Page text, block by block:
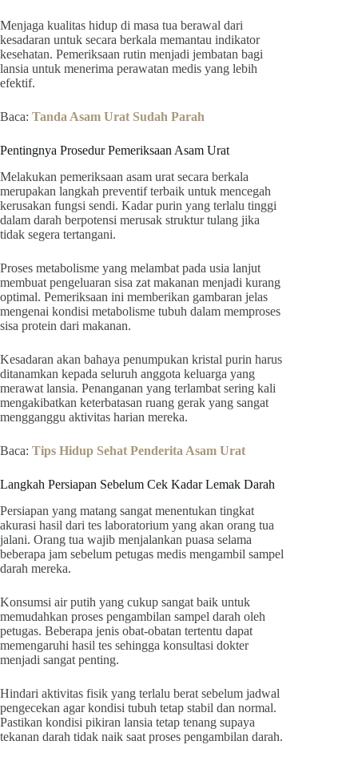
Menjaga kualitas hidup di masa tua berawal dari
kesadaran untuk secara berkala memantau indikator
kesehatan. Pemeriksaan rutin menjadi jembatan bagi
lansia untuk menerima perawatan medis yang lebih
efektif.
Baca: Tanda Asam Urat Sudah Parah
Pentingnya Prosedur Pemeriksaan Asam Urat
Melakukan pemeriksaan asam urat secara berkala
merupakan langkah preventif terbaik untuk mencegah
kerusakan fungsi sendi. Kadar purin yang terlalu tinggi
dalam darah berpotensi merusak struktur tulang jika
tidak segera tertangani.
Proses metabolisme yang melambat pada usia lanjut
membuat pengeluaran sisa zat makanan menjadi kurang
optimal. Pemeriksaan ini memberikan gambaran jelas
mengenai kondisi metabolisme tubuh dalam memproses
sisa protein dari makanan.
Kesadaran akan bahaya penumpukan kristal purin harus
ditanamkan kepada seluruh anggota keluarga yang
merawat lansia. Penanganan yang terlambat sering kali
mengakibatkan keterbatasan ruang gerak yang sangat
mengganggu aktivitas harian mereka.
Baca: Tips Hidup Sehat Penderita Asam Urat
Langkah Persiapan Sebelum Cek Kadar Lemak Darah
Persiapan yang matang sangat menentukan tingkat
akurasi hasil dari tes laboratorium yang akan orang tua
jalani. Orang tua wajib menjalankan puasa selama
beberapa jam sebelum petugas medis mengambil sampel
darah mereka.
Konsumsi air putih yang cukup sangat baik untuk
memudahkan proses pengambilan sampel darah oleh
petugas. Beberapa jenis obat-obatan tertentu dapat
memengaruhi hasil tes sehingga konsultasi dokter
menjadi sangat penting.
Hindari aktivitas fisik yang terlalu berat sebelum jadwal
pengecekan agar kondisi tubuh tetap stabil dan normal.
Pastikan kondisi pikiran lansia tetap tenang supaya
tekanan darah tidak naik saat proses pengambilan darah.